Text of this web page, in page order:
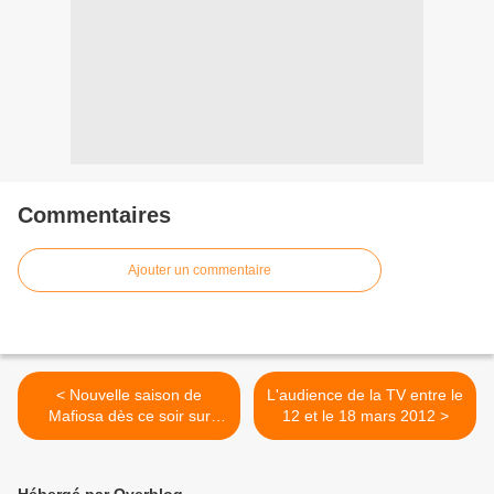
Commentaires
Ajouter un commentaire
< Nouvelle saison de
Mafiosa dès ce soir sur
Canal+
L'audience de la TV entre le
12 et le 18 mars 2012 >